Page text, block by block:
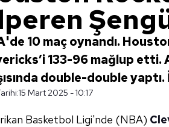
10 maç oynandı.
133-96 mağlup etti.
double-double
15 Mart 2025 - 10:17
Basketbol Ligi'nde (NBA)